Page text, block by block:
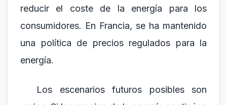
reducir el coste de la energía para los
consumidores. En Francia, se ha mantenido
una política de precios regulados para la
energía.
Los escenarios futuros posibles son